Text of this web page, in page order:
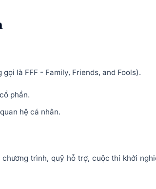
là FFF - Family, Friends, and Fools).
phần.
hệ cá nhân.
trình, quỹ hỗ trợ, cuộc thi khởi